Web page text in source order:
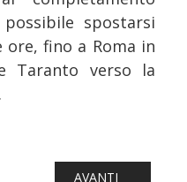
spostarsi
fino a Roma in
Taranto verso la
EIF INVESTE 75
ARTICOLO
AVANTI